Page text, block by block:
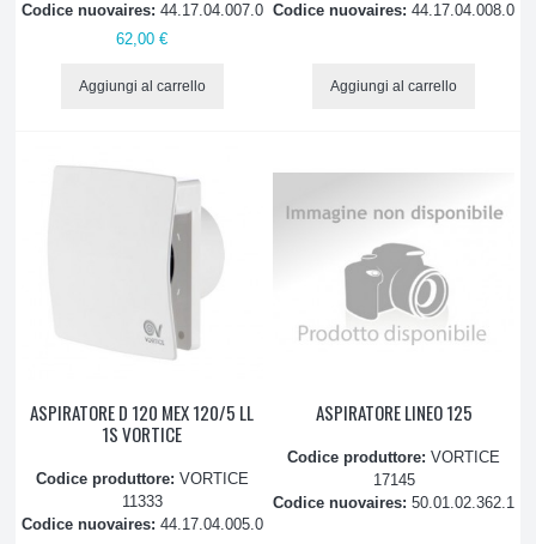
Pompe di scarico condensa
Scatole di predisposizione
Staffe
Raccordi tubo Split
Telecomandi e Schede
Compressori Rotativi
Codice nuovaires: 44.17.04.007.0
62,00 €
Aggiungi al carrello
Codice nuovaires:44.17.04.008.0
Aggiungi al carrello
ASPIRATORE D 120 MEX 120/5 LL
1S VORTICE
Codice produttore: VORTICE
11333
Codice nuovaires: 44.17.04.005.0
ASPIRATORE LINEO 125
Codice produttore:VORTICE
17145
Codice nuovaires:50.01.02.362.1